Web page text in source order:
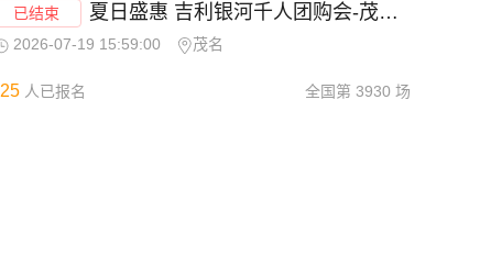
已结束 夏日盛惠 吉利银河千人团购会-茂名站
2026-07-19 15:59:00 茂名
25 人已报名 全国第 3930 场